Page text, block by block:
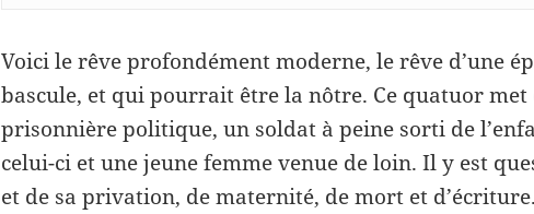
Voici le rêve profondément moderne, le rêve d’une
bascule, et qui pourrait être la nôtre. Ce quatuor
prisonnière politique, un soldat à peine sorti de
celui-ci et une jeune femme venue de loin. Il y est
et de sa privation, de maternité, de mort et